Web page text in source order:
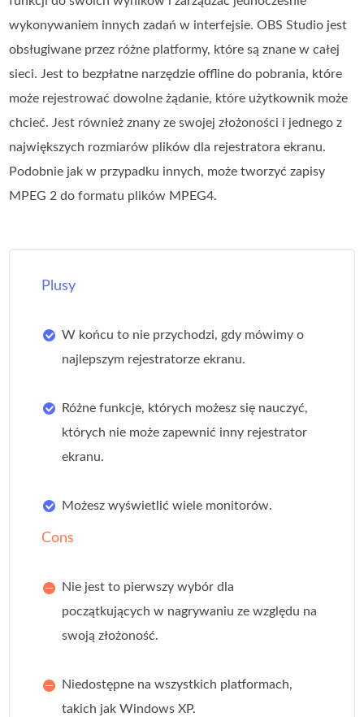
wykonywaniem innych zadań w interfejsie. OBS Studio jest
obsługiwane przez różne platformy, które są znane w całej
sieci. Jest to bezpłatne narzędzie offline do pobrania, które
może rejestrować dowolne żądanie, które użytkownik może
chcieć. Jest również znany ze swojej złożoności i jednego z
największych rozmiarów plików dla rejestratora ekranu.
Podobnie jak w przypadku innych, może tworzyć zapisy
MPEG 2 do formatu plików MPEG4.
Plusy
W końcu to nie przychodzi, gdy mówimy o
najlepszym rejestratorze ekranu.
Różne funkcje, których możesz się nauczyć,
których nie może zapewnić inny rejestrator
ekranu.
Możesz wyświetlić wiele monitorów.
Cons
Nie jest to pierwszy wybór dla
początkujących w nagrywaniu ze względu na
swoją złożoność.
Niedostępne na wszystkich platformach,
takich jak Windows XP.